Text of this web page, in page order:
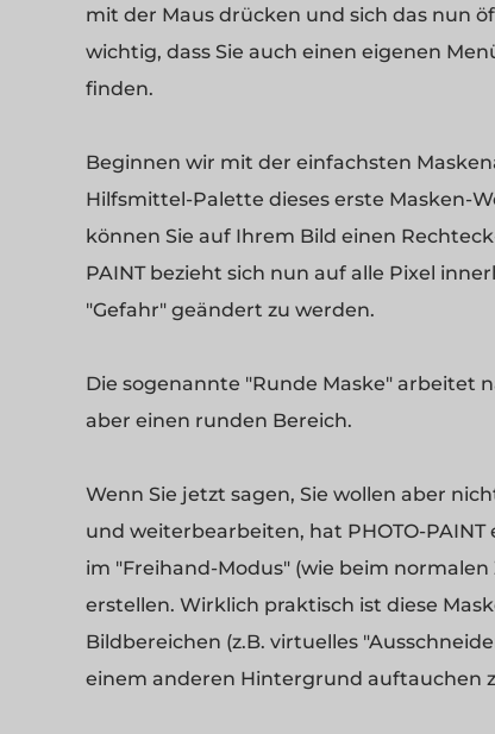
mit der Maus drücken und sich das nun
wichtig, dass Sie auch einen eigenen
finden.
Beginnen wir mit der einfachsten
Hilfsmittel-Palette dieses erste Masken-
können Sie auf Ihrem Bild einen
PAINT bezieht sich nun auf alle Pixel
"Gefahr" geändert zu werden.
Die sogenannte "Runde Maske" arbeitet
aber einen runden Bereich.
Wenn Sie jetzt sagen, Sie wollen aber
und weiterbearbeiten, hat PHOTO-
im "Freihand-Modus" (wie beim
erstellen. Wirklich praktisch ist diese
Bildbereichen (z.B. virtuelles
einem anderen Hintergrund auftauchen